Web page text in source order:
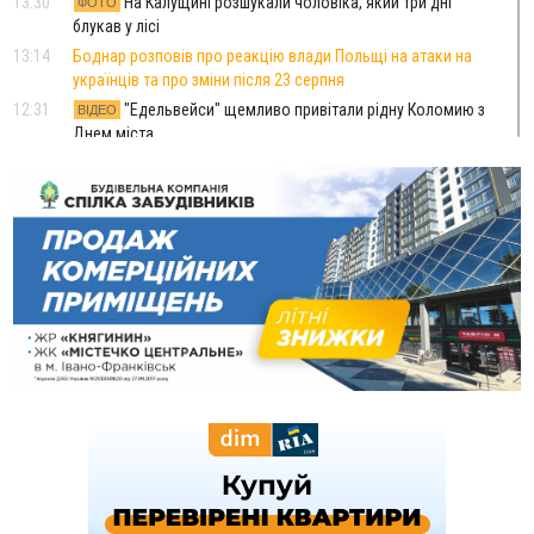
блукав у лісі
13:14
Боднар розповів про реакцію влади Польщі на атаки на
українців та про зміни після 23 серпня
12:31
ВІДЕО "Едельвейси" щемливо привітали рідну Коломию з
Днем міста
Вчора у Франківську, Коломиї, Долині та Яремче
зафіксували рекордну спеку
11:45
У Надвірній п'яна жінка побила малолітнього хлопчика: суд
призначив штраф і 30 тисяч компенсації
11:17
У басейні Дністра встановилася гідрологічна посуха - рівні
води наблизилися до найнижчих показників
11:09
У Бурштині поблизу АЗС сталася масова бійка, поліція
з'ясовує обставини
10:30
ФОП із Житомира після купівлі права вимоги за 120
У горах біля Осмолоди за допомогою БПЛА розшукали
двох жінок, які заблукали під час збирання ягід
У Франківську вперше прооперували немовля без